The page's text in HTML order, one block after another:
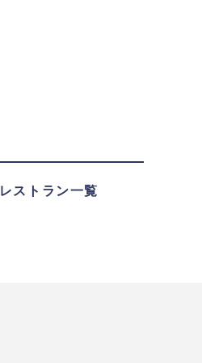
レストラン一覧